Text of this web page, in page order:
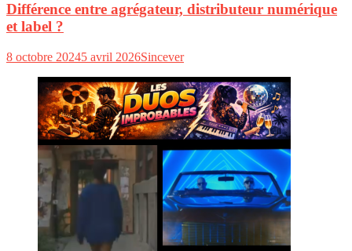
Différence entre agrégateur, distributeur numérique
et label ?
8 octobre 20245 avril 2026Sincever